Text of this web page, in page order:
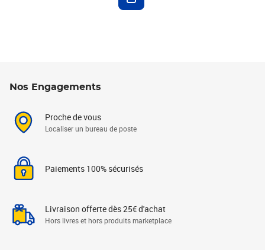
Nos Engagements
Proche de vous
Localiser un bureau de poste
Paiements 100% sécurisés
Livraison offerte dès 25€ d'achat
Hors livres et hors produits marketplace